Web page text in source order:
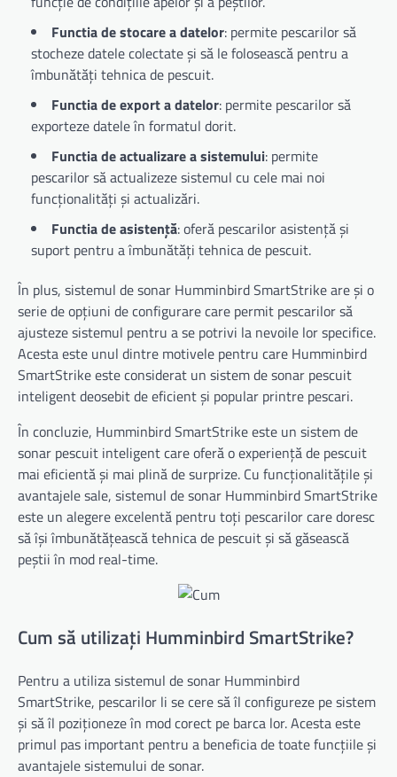
Functia de stocare a datelor: permite pescarilor să
stocheze datele colectate și să le folosească pentru a
îmbunătăți tehnica de pescuit.
Functia de export a datelor: permite pescarilor să
exporteze datele în formatul dorit.
Functia de actualizare a sistemului: permite
pescarilor să actualizeze sistemul cu cele mai noi
funcționalități și actualizări.
Functia de asistență: oferă pescarilor asistență și
suport pentru a îmbunătăți tehnica de pescuit.
În plus, sistemul de sonar Humminbird SmartStrike are și o
serie de opțiuni de configurare care permit pescarilor să
ajusteze sistemul pentru a se potrivi la nevoile lor specifice.
Acesta este unul dintre motivele pentru care Humminbird
SmartStrike este considerat un sistem de sonar pescuit
inteligent deosebit de eficient și popular printre pescari.
În concluzie, Humminbird SmartStrike este un sistem de
sonar pescuit inteligent care oferă o experiență de pescuit
mai eficientă și mai plină de surprize. Cu funcționalitățile și
avantajele sale, sistemul de sonar Humminbird SmartStrike
este un alegere excelentă pentru toți pescarilor care doresc
să își îmbunătățească tehnica de pescuit și să găsească
peștii în mod real-time.
Cum să utilizați Humminbird SmartStrike?
Pentru a utiliza sistemul de sonar Humminbird
SmartStrike, pescarilor li se cere să îl configureze pe sistem
și să îl poziționeze în mod corect pe barca lor. Acesta este
primul pas important pentru a beneficia de toate funcțiile și
avantajele sistemului de sonar.